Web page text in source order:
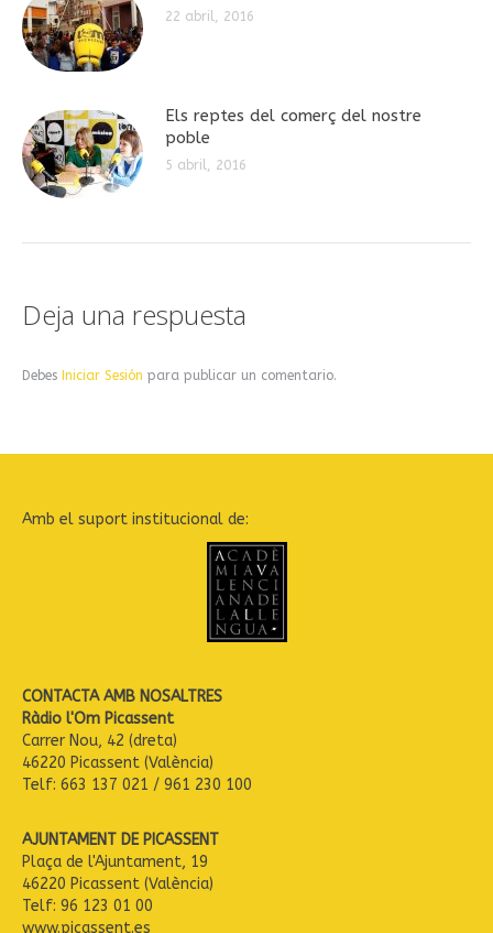
22 abril, 2016
Els reptes del comerç del nostre
poble
5 abril, 2016
Deja una respuesta
Debes Iniciar Sesión para publicar un comentario.
Amb el suport institucional de:
CONTACTA AMB NOSALTRES
Ràdio l'Om Picassent
Carrer Nou, 42 (dreta)
46220 Picassent (València)
Telf: 663 137 021 / 961 230 100
AJUNTAMENT DE PICASSENT
Plaça de l'Ajuntament, 19
46220 Picassent (València)
Telf: 96 123 01 00
www.picassent.es